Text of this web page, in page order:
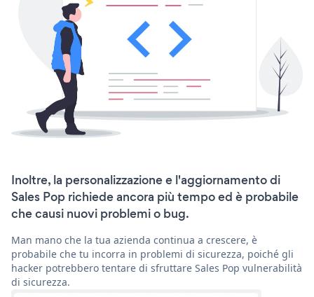
Inoltre, la personalizzazione e l'aggiornamento di
Sales Pop richiede ancora più tempo ed è probabile
che causi nuovi problemi o bug.
Man mano che la tua azienda continua a crescere, è
probabile che tu incorra in problemi di sicurezza, poiché gli
hacker potrebbero tentare di sfruttare Sales Pop vulnerabilità
di sicurezza.